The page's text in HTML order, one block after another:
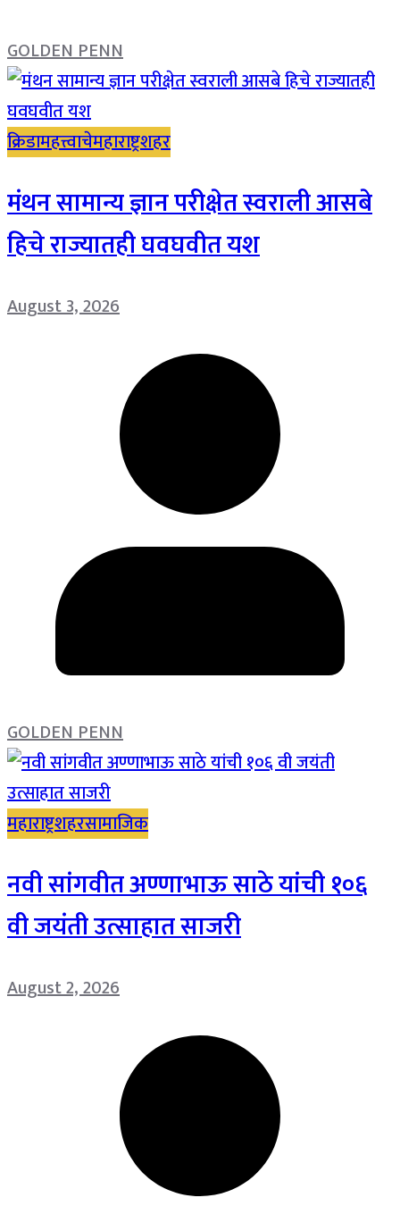
GOLDEN PENN
क्रिडामहत्त्वाचेमहाराष्ट्रशहर
मंथन सामान्य ज्ञान परीक्षेत स्वराली आसबे
हिचे राज्यातही घवघवीत यश
August 3, 2026
GOLDEN PENN
महाराष्ट्रशहरसामाजिक
नवी सांगवीत अण्णाभाऊ साठे यांची १०६
वी जयंती उत्साहात साजरी
August 2, 2026